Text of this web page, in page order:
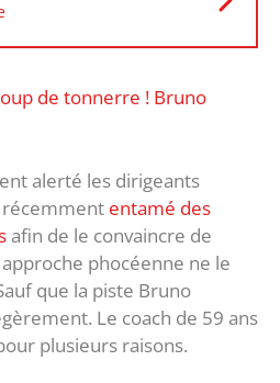
de tonnerre ! Bruno
alerté les dirigeants
récemment entamé des
afin de le convaincre de
phocéenne ne le
que la piste Bruno
Le coach de 59 ans
plusieurs raisons.